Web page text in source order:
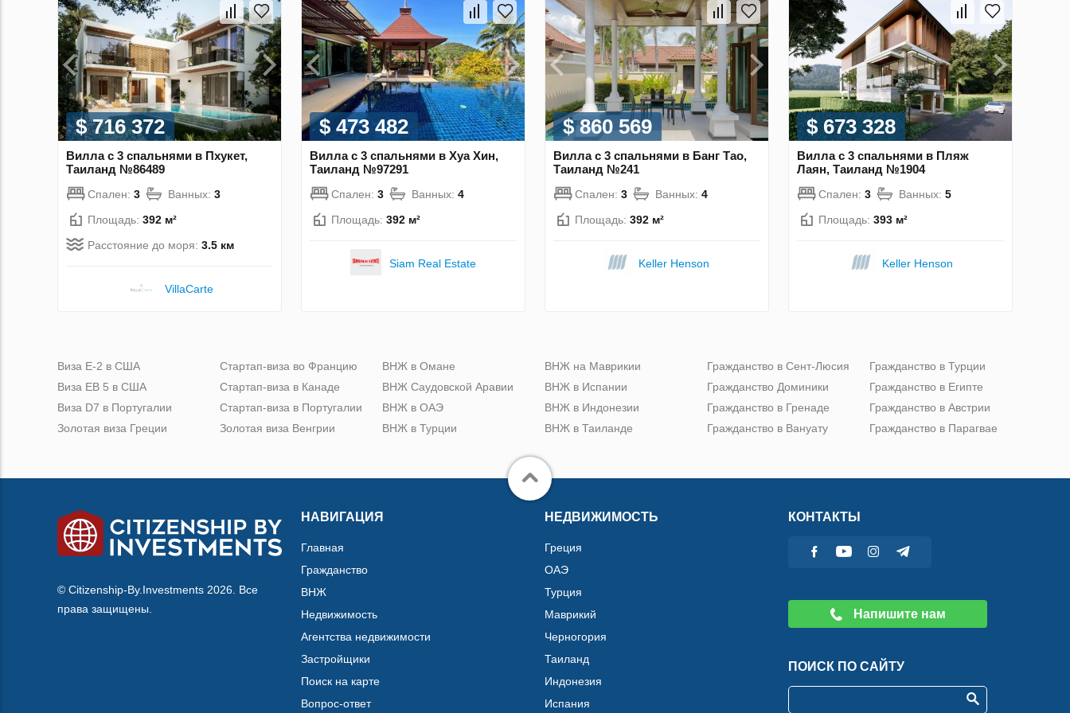
$ 716 372
Вилла с 3 спальнями в Пхукет,
Таиланд №86489
Спален: 3 Ванных: 3
Площадь: 392 м²
Расстояние до моря: 3.5 км
VillaСarte
$ 473 482
Вилла с 3 спальнями в Хуа Хин,
Таиланд №97291
Спален: 3 Ванных: 4
Площадь: 392 м²
Siam Real Estate
$ 860 569
Вилла с 3 спальнями в Банг Тао,
Таиланд №241
Спален: 3 Ванных: 4
Площадь: 392 м²
Keller Henson
$ 673 328
Вилла с 3 спальнями в Пляж
Лаян, Таиланд №1904
Спален: 3 Ванных: 5
Площадь: 393 м²
Keller Henson
Виза Е-2 в США
Виза ЕВ 5 в США
Виза D7 в Португалии
Золотая виза Греции
Стартап-виза во Францию
Стартап-виза в Канаде
Стартап-виза в Португалии
Золотая виза Венгрии
ВНЖ в Омане
ВНЖ Саудовской Аравии
ВНЖ в ОАЭ
ВНЖ в Турции
ВНЖ на Маврикии
ВНЖ в Испании
ВНЖ в Индонезии
ВНЖ в Таиланде
Гражданство в Сент-Люсия
Гражданство Доминики
Гражданство в Гренаде
Гражданство в Вануату
Гражданство в Турции
Гражданство в Египте
Гражданство в Австрии
Гражданство в Парагвае
© Citizenship-By.Investments 2026. Все
права защищены.
НАВИГАЦИЯ
Главная
Гражданство
ВНЖ
Недвижимость
Агентства недвижимости
Застройщики
Поиск на карте
Вопрос-ответ
НЕДВИЖИМОСТЬ
Греция
ОАЭ
Турция
Маврикий
Черногория
Таиланд
Индонезия
Испания
КОНТАКТЫ
Напишите нам
ПОИСК ПО САЙТУ